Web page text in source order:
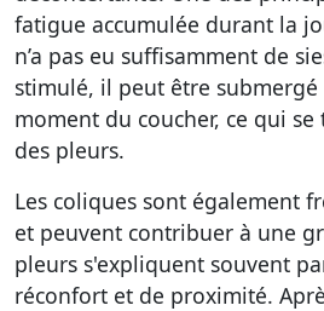
fatigue accumulée durant la
n’a pas eu suffisamment de
stimulé, il peut être
moment du coucher, ce qui
des pleurs.
Les coliques sont également
et peuvent contribuer à une
pleurs s'expliquent souvent
réconfort et de proximité.